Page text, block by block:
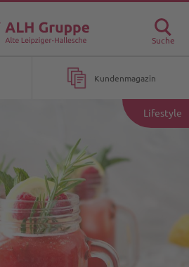
Suche
Kundenmagazin
Lifestyle